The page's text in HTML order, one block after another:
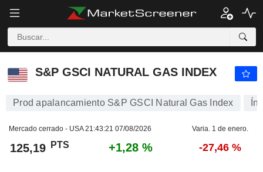
S&P GSCI NATURAL GAS INDEX
Prod apalancamiento S&P GSCI Natural Gas Index
Mercado cerrado - USA21:43:21 07/08/2026 Varia. 1 de enero.
125,19 PTS +1,28 % -27,46 %